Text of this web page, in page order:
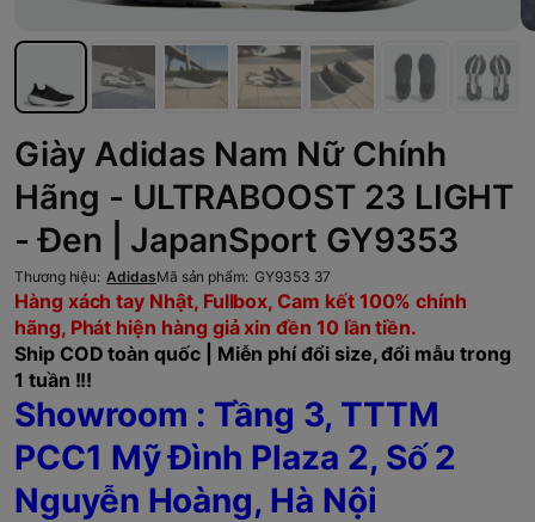
Giày Adidas Nam Nữ Chính
Hãng - ULTRABOOST 23 LIGHT
- Đen | JapanSport GY9353
Thương hiệu: AdidasMã sản phẩm: GY9353 37
Hàng xách tay Nhật, Fullbox, Cam kết 100% chính
hãng, Phát hiện hàng giả xin đền 10 lần tiền.
Ship COD toàn quốc | Miễn phí đổi size, đổi mẫu trong
1 tuần !!!
Showroom : Tầng 3, TTTM
PCC1 Mỹ Đình Plaza 2, Số 2
Nguyễn Hoàng, Hà Nội